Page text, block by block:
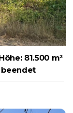
81.500 m²
beendet